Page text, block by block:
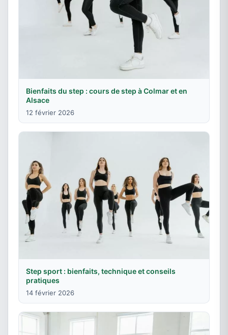
Bienfaits du step : cours de step à Colmar et en
Alsace
12 février 2026
Step sport : bienfaits, technique et conseils
pratiques
14 février 2026